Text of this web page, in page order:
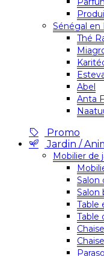
Sénégal en
Thé
Abel
Anta
Promo
Jardin /
Mobilier de
Salon
Salon
Table
Table